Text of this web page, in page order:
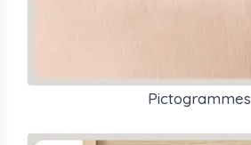
Pictogrammes